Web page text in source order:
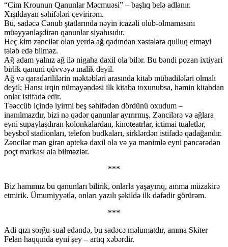
“Cim Krounun Qanunlar Məcmuəsi” – başlıq belə adlanır.
Xışıldayan səhifələri çevirirəm.
Bu, sadəcə Cənub ştatlarında nəyin icazəli olub-olmamasını
müəyyənləşdirən qanunlar siyahısıdır.
Heç kim zəncilər olan yerdə ağ qadından xəstələrə qulluq etməyi
tələb edə bilməz.
Ağ adam yalnız ağ ilə nigaha daxil ola bilər. Bu bəndi pozan ixtiyari
birlik qanuni qüvvəyə malik deyil.
Ağ və qaradərililərin məktəbləri arasında kitab mübadilələri olmalı
deyil; Hansı irqin nümayəndəsi ilk kitaba toxunubsa, həmin kitabdan
onlar istifadə edir.
Təəccüb içində iyirmi beş səhifədən dördünü oxudum –
inanılmazdır, bizi nə qədər qanunlar ayırırmış. Zəncilərə və ağlara
eyni supaylaşdıran kolonkalardan, kinoteatrlar, ictimai tualetlər,
beysbol stadionları, telefon budkaları, sirklərdən istifadə qadağandır.
Zəncilər mən girən aptekə daxil ola və ya mənimlə eyni pəncərədən
poçt markası ala bilməzlər.
***
Biz hamımız bu qanunları bilirik, onlarla yaşayırıq, amma müzakirə
etmirik. Ümumiyyətlə, onları yazılı şəkildə ilk dəfədir görürəm.
***
Adi qızı sorğu-sual edəndə, bu sadəcə məlumatdır, amma Skiter
Felan haqqında eyni şey – artıq xəbərdir.